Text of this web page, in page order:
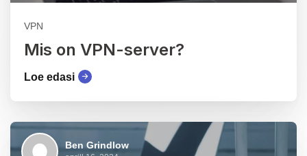
VPN
Mis on VPN-server?
Loe edasi
Ben Grindlow